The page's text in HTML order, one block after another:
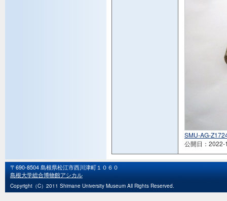
SMU-AG-
公開日：2022-
〒690-8504 島根県松江市西川津町１０６０
島根大学総合博物館アシカル
Copyright（C）2011 Shimane University Museum All Rights Reserved.